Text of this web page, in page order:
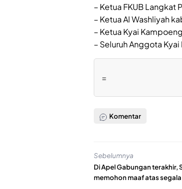
– Ketua FKUB Langkat
– Ketua Al Washliyah
– Ketua Kyai
– Seluruh Anggota
=
Komentar
Sebelumnya
Di Apel Gabungan terakhir,
memohon maaf atas